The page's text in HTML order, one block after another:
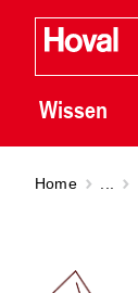
Wissen
Home